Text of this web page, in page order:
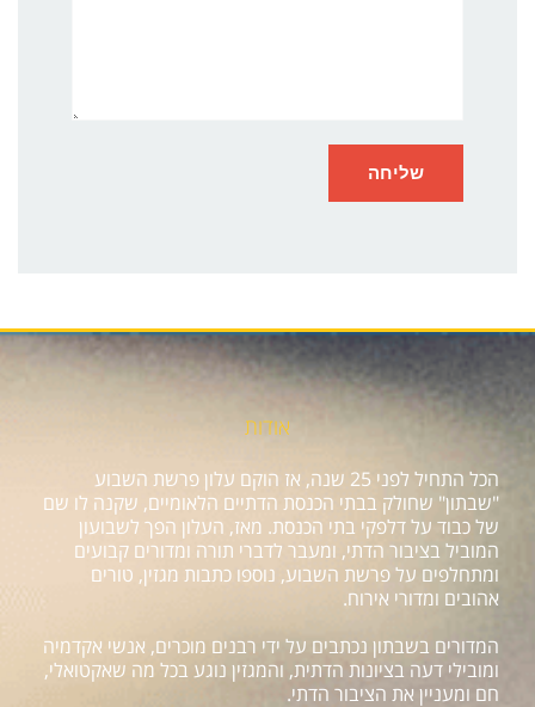
אודות
הכל התחיל לפני 25 שנה, אז הוקם עלון פרשת השבוע
"שבתון" שחולק בבתי הכנסת הדתיים הלאומיים, שקנה לו שם
של כבוד על דלפקי בתי הכנסת. מאז, העלון הפך לשבועון
המוביל בציבור הדתי, ומעבר לדברי תורה ומדורים קבועים
ומתחלפים על פרשת השבוע, נוספו כתבות מגזין, טורים
אהובים ומדורי אירוח.
המדורים בשבתון נכתבים על ידי רבנים מוכרים, אנשי אקדמיה
ומובילי דעה בציונות הדתית, והמגזין נוגע בכל מה שאקטואלי,
חם ומעניין את הציבור הדתי.